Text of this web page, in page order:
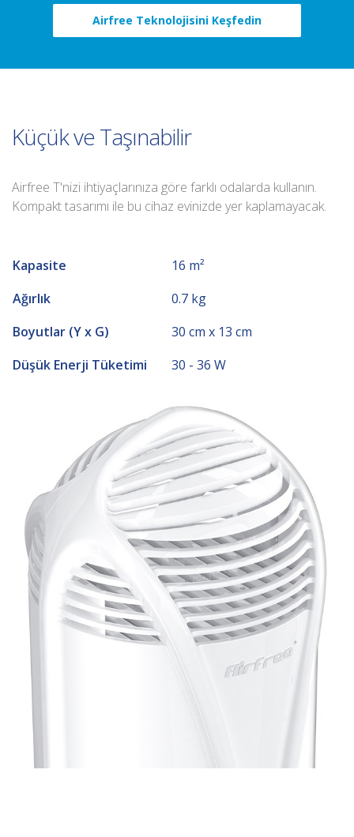
Airfree Teknolojisini Keşfedin
Küçük ve Taşınabilir
Airfree T'nizi ihtiyaçlarınıza göre farklı odalarda kullanın.
Kompakt tasarımı ile bu cihaz evinizde yer kaplamayacak.
Kapasite
16 m²
Ağırlık
0.7 kg
Boyutlar (Y x G)
30 cm x 13 cm
Düşük Enerji Tüketimi
30 - 36 W